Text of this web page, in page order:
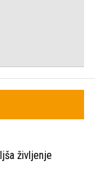
življenje